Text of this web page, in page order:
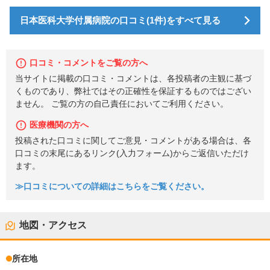
日本医科大学付属病院の口コミ(1件)をすべて見る
口コミ・コメントをご覧の方へ
当サイトに掲載の口コミ・コメントは、各投稿者の主観に基づ
くものであり、弊社ではその正確性を保証するものではござい
ません。 ご覧の方の自己責任においてご利用ください。
医療機関の方へ
投稿された口コミに関してご意見・コメントがある場合は、各
口コミの末尾にあるリンク(入力フォーム)からご返信いただけ
ます。
≫口コミについての詳細はこちらをご覧ください。
地図・アクセス
所在地